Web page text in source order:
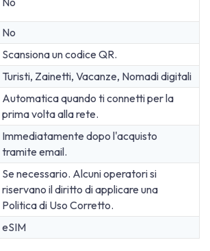
No
Scansiona un codice QR.
Turisti, Zainetti, Vacanze, Nomadi digitali
Automatica quando ti connetti per la
prima volta alla rete.
Immediatamente dopo l'acquisto
tramite email.
Se necessario. Alcuni operatori si
riservano il diritto di applicare una
Politica di Uso Corretto.
eSIM